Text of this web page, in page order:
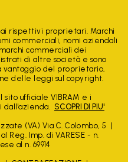
rispettivi proprietari. Marchi
commerciali, nomi aziendali
commerciali dei
di altre società e sono
vantaggio del proprietario,
delle leggi sul copyright.
ufficiale VIBRAM e i
dall'azienda. SCOPRI DI PIU'
(VA) Via C. Colombo, 5
Reg. Imp. di VARESE - n.
al n. 69914